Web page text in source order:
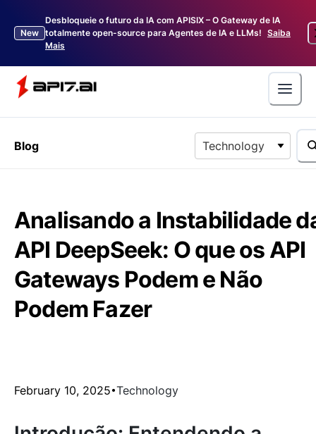
New
Desbloqueie o futuro da IA com APISIX – O Gateway de IA
totalmente open-source para Agentes de IA e LLMs! Saiba
Mais
Blog Technology
Analisando a Instabilidade
API DeepSeek: O que os API
Gateways Podem e Não
Podem Fazer
February 10, 2025 Technology